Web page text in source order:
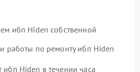
ибп Hiden собственной
работы по ремонту ибп Hiden
Hiden в течении часа